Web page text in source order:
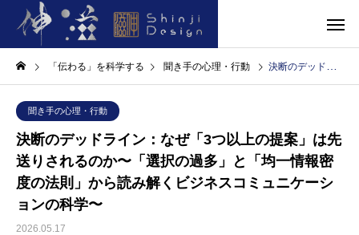
「伝わる」を科学する 聞き手の心理・行動 決断のデッドライン：なぜ「3つ以上の提案」は先送りされるのか〜「選択の過多」と「均一情報密度の法則」から読み解くビジネスコミュニケーションの科学〜
聞き手の心理・行動
決断のデッドライン：なぜ「3つ以上の提案」は先
送りされるのか〜「選択の過多」と「均一情報密
度の法則」から読み解くビジネスコミュニケーシ
ョンの科学〜
2026.05.17